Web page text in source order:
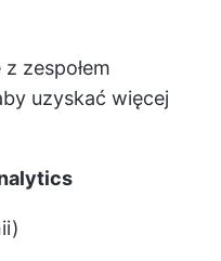
zespołem
uzyskać więcej